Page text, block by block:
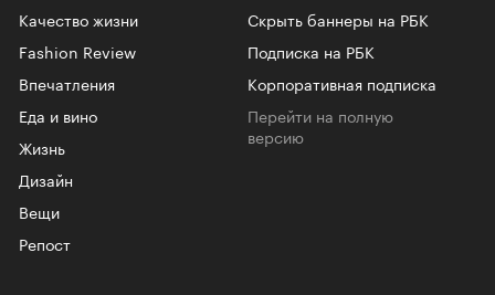
Качество жизни
Fashion Review
Впечатления
Еда и вино
Жизнь
Дизайн
Вещи
Репост
Скрыть баннеры на РБК
Подписка на РБК
Корпоративная подписка
Перейти на полную
версию